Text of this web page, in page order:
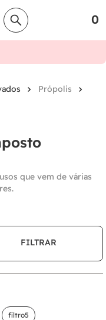
0
Própolis
que vem de várias
FILTRAR
filtro5